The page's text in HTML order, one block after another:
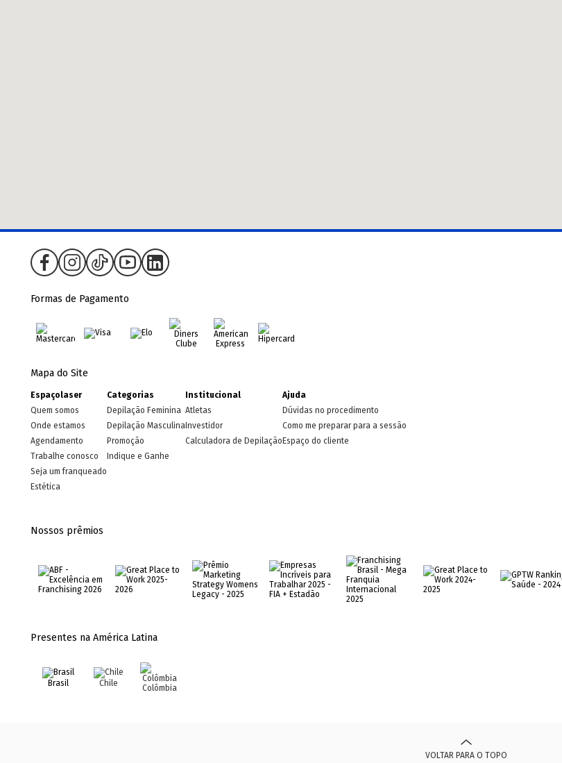
Formas de Pagamento
Mapa do Site
Espaçolaser
Quem somos
Onde estamos
Agendamento
Trabalhe conosco
Seja um franqueado
Estética
Categorias
Depilação Feminina
Depilação Masculina
Promoção
Indique e Ganhe
Institucional
Atletas
Investidor
Calculadora de Depilação
Ajuda
Dúvidas no procedimento
Como me preparar para a sessão
Espaço do cliente
Nossos prêmios
Presentes na América Latina
Brasil Chile Colômbia
VOLTAR PARA O TOPO